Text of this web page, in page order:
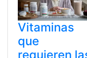
Vitaminas
que
requieren